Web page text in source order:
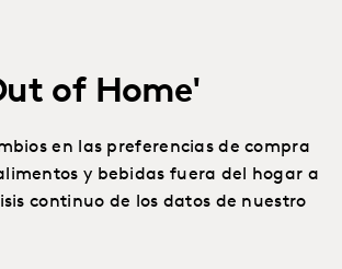
of Home'
en las preferencias de compra
y bebidas fuera del hogar a
continuo de los datos de nuestro